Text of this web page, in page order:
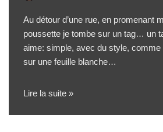
Au détour d’une rue, en promenant
poussette je tombe sur un tag… un
aime: simple, avec du style,
sur une feuille blanche…
Lire la suite »